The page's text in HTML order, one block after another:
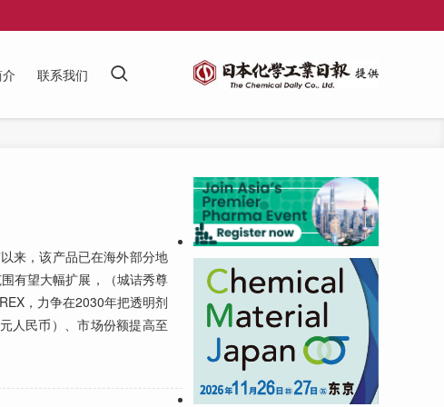
联系我们
来，该产品已在海外部分地
有望大幅扩展，（城诘秀尊
，力争在2030年把透明剂
人民币）、市场份额提高至